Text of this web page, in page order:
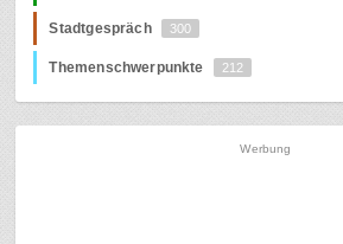
Stadtgespräch 300
Themenschwerpunkte 212
Werbung